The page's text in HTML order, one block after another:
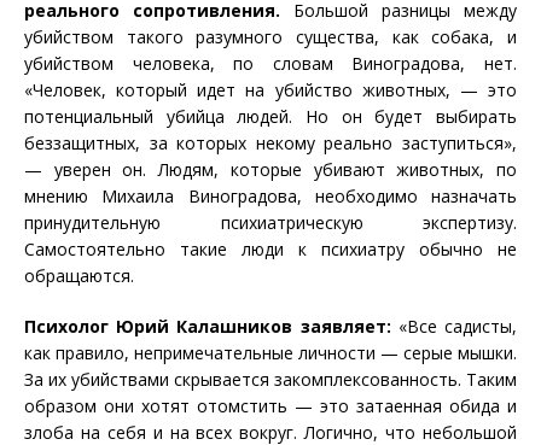
реального сопротивления. Большой разницы между
убийством такого разумного существа, как собака, и
убийством человека, по словам Виноградова, нет.
«Человек, который идет на убийство животных, — это
потенциальный убийца людей. Но он будет выбирать
беззащитных, за которых некому реально заступиться»,
— уверен он. Людям, которые убивают животных, по
мнению Михаила Виноградова, необходимо назначать
принудительную психиатрическую экспертизу.
Самостоятельно такие люди к психиатру обычно не
обращаются.
Психолог Юрий Калашников заявляет: «Все садисты,
как правило, непримечательные личности — серые мышки.
За их убийствами скрывается закомплексованность. Таким
образом они хотят отомстить — это затаенная обида и
злоба на себя и на всех вокруг. Логично, что небольшой